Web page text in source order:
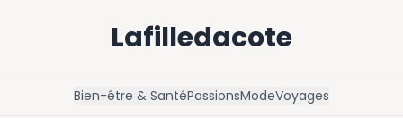
Lafilledacote
Bien-être & SantéPassionsModeVoyages